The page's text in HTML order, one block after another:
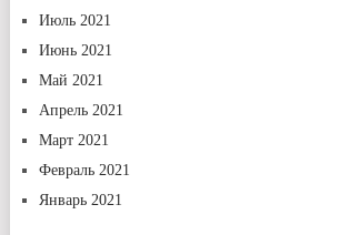
Июль 2021
Июнь 2021
Май 2021
Апрель 2021
Март 2021
Февраль 2021
Январь 2021